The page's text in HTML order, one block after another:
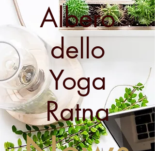
Albero
dello
Yoga
Ratna